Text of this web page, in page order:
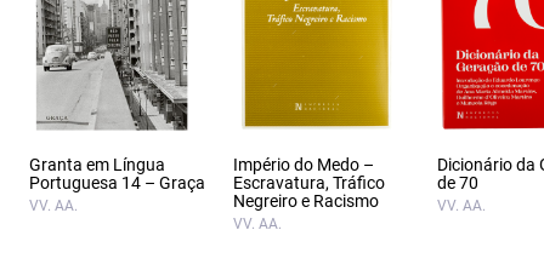
Granta em Língua
Portuguesa 14 – Graça
VV. AA.
Império do Medo –
Escravatura, Tráfico
Negreiro e Racismo
VV. AA.
Dicionário da
de 70
VV. AA.